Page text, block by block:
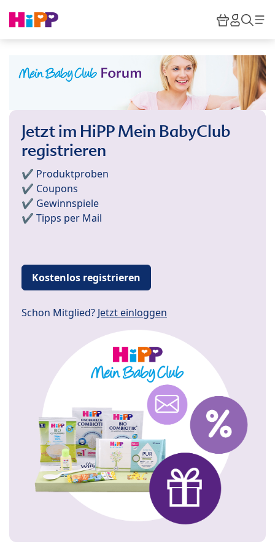
HiPP
Jetzt im HiPP Mein BabyClub
registrieren
✔️ Produktproben
✔️ Coupons
✔️ Gewinnspiele
✔️ Tipps per Mail
Kostenlos registrieren
Schon Mitglied? Jetzt einloggen